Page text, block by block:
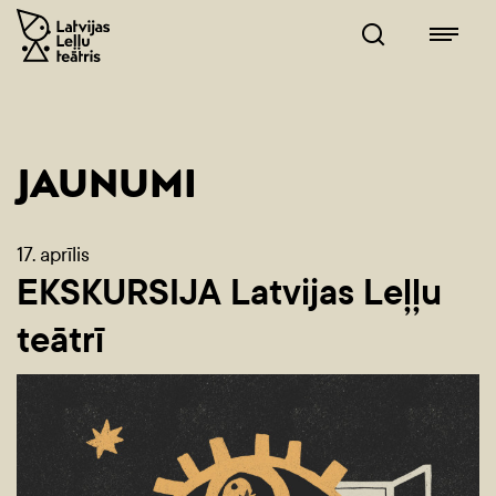
JAUNUMI
17. aprīlis
EKSKURSIJA Latvijas Leļļu
teātrī